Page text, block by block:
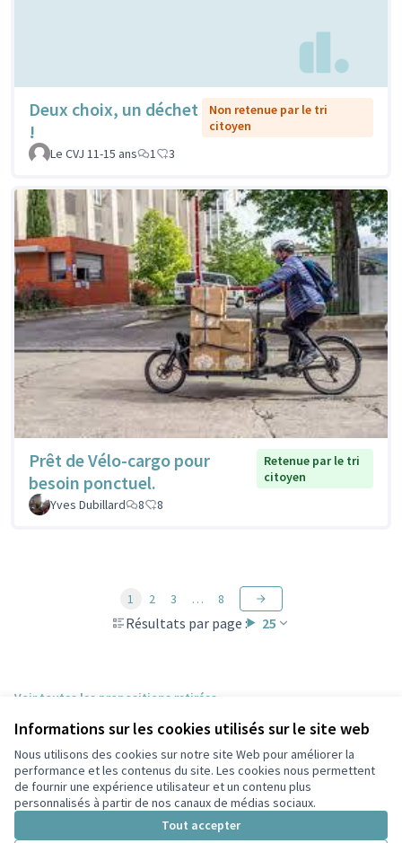
Informations sur les cookies utilisés sur le site web
Nous utilisons des cookies sur notre site Web pour améliorer la
performance et les contenus du site. Les cookies nous permettent
de fournir une expérience utilisateur et un contenu plus
personnalisés à partir de nos canaux de médias sociaux.
Tout accepter
Deux choix, un déchet
!
Non retenue par le tri
citoyen
Le CVJ 11-15 ans
1 3
Prêt de Vélo-cargo pour
besoin ponctuel.
Retenue par le tri
citoyen
Yves Dubillard
8 8
Résultats par page : 25
1 2 3 … 8
Voir toutes les propositions retirées
Conditions d'utilisation
Paramètres des cookies
Participez Villeurbanne sur X
(Lien externe)
Participez Villeurbanne sur Facebook
Participez Villeurbanne sur Instagram
Participez Villeurbanne sur YouTube
(Lien externe)